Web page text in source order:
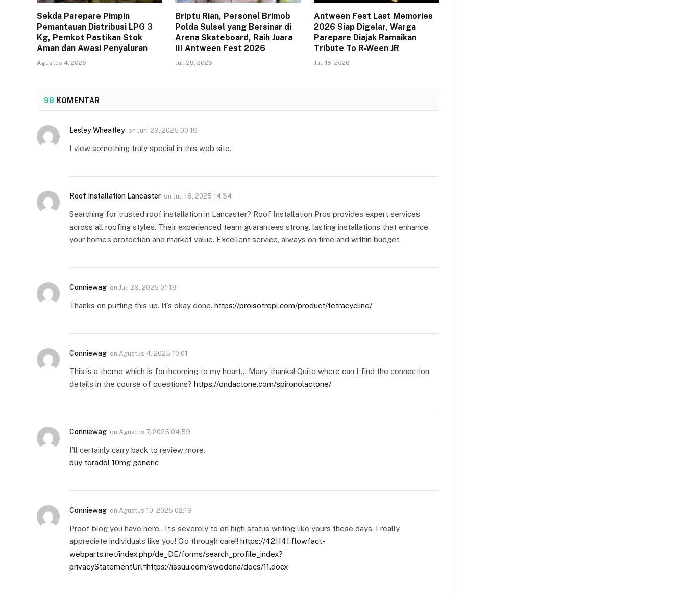
Sekda Parepare Pimpin
Pemantauan Distribusi LPG 3
Kg, Pemkot Pastikan Stok
Aman dan Awasi Penyaluran
Agustus 4, 2026
Briptu Rian, Personel Brimob
Polda Sulsel yang Bersinar di
Arena Skateboard, Raih Juara
III Antween Fest 2026
Juli 29, 2026
Antween Fest Last Memories
2026 Siap Digelar, Warga
Parepare Diajak Ramaikan
Tribute To R-Ween JR
Juli 18, 2026
98 KOMENTAR
Lesley Wheatley on Juni 29, 2025 00:16
I view something truly special in this web site.
Roof Installation Lancaster on Juli 18, 2025 14:34
Searching for trusted roof installation in Lancaster? Roof Installation Pros provides expert services
across all roofing styles. Their experienced team guarantees strong, lasting installations that enhance
your home’s protection and market value. Excellent service, always on time and within budget.
Conniewag on Juli 29, 2025 01:18
Thanks on putting this up. It’s okay done. https://proisotrepl.com/product/tetracycline/
Conniewag on Agustus 4, 2025 10:01
This is a theme which is forthcoming to my heart… Many thanks! Quite where can I find the connection
details in the course of questions? https://ondactone.com/spironolactone/
Conniewag on Agustus 7, 2025 04:59
I’ll certainly carry back to review more.
buy toradol 10mg generic
Conniewag on Agustus 10, 2025 02:19
Proof blog you have here.. It’s severely to on high status writing like yours these days. I really
appreciate individuals like you! Go through care!! https://421141.flowfact-
webparts.net/index.php/de_DE/forms/search_profile_index?
privacyStatementUrl=https://issuu.com/swedena/docs/11.docx